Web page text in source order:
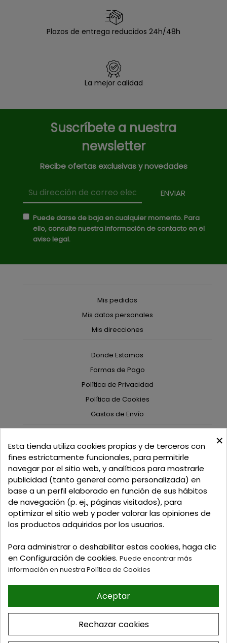
Plazos de entrega reducidos 24h/48h
La mejor calidad
Suscríbete a nuestra
newsletter
Recibe ofertas exclusivas y novedades
Puede darse de baja en cualquier momento. Para
ello, consulte nuestra información de contacto en el
aviso legal.
Mis pedidos
Mis datos personales
Mis direcciones
Donde Estamos
Formas de Pago
Política de Privacidad
Política de Cookies
Gastos de Envío
C/ Delgadillo Nº 7 - Local 1 - 45600
Talavera de la Reina - Toledo - (España)
Llamadnos:+34 925 82 02 19 o625 654 791
Email: curtidosytapicerias@gmail.com
Verano:
Mañanas: de 09:00h a 13:30h
Invierno:
Mañanas: de 09:30h a 13:30h
Tardes: de 16:30h a 20:00h
© 2026 Tienda online de
Curtidos y Tapicerias y
articulos para Zapateria y
×
Esta tienda utiliza cookies propias y de terceros con
fines estrictamente funcionales, para permitirle
navegar por el sitio web, y analíticos para mostrarle
publicidad (tanto general como personalizada) en
base a un perfil elaborado en función de sus hábitos
de navegación (p. ej., páginas visitados), para
optimizar el sitio web y poder valorar las opiniones de
los productos adquiridos por los usuarios.
Para administrar o deshabilitar estas cookies, haga clic
en Configuración de cookies. Puede encontrar más
información en nuestra Política de Cookies
Aceptar
Rechazar cookies